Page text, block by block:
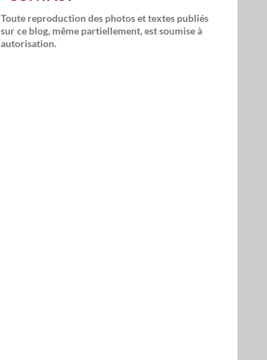
Toute reproduction des photos et textes publiés
sur ce blog, même partiellement, est soumise à
autorisation.